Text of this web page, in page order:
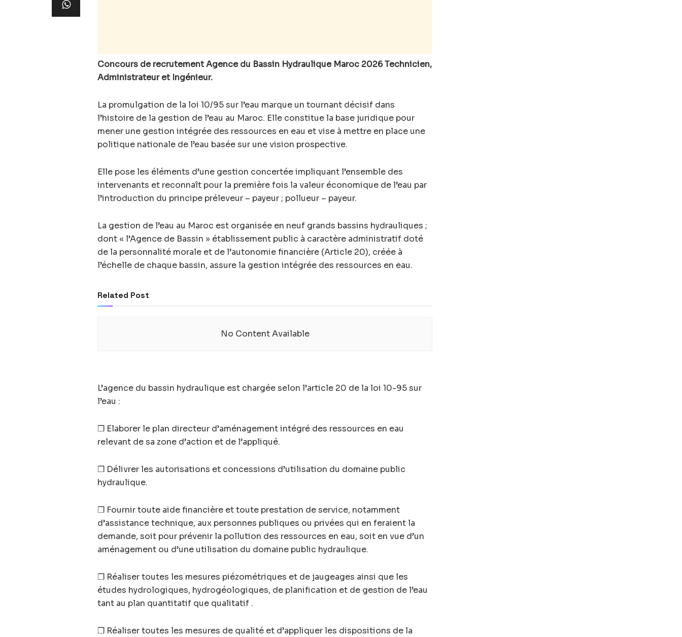
Concours de recrutement Agence du Bassin Hydraulique Maroc 2026 Technicien,
Administrateur et Ingénieur.
La promulgation de la loi 10/95 sur l’eau marque un tournant décisif dans
l’histoire de la gestion de l’eau au Maroc. Elle constitue la base juridique pour
mener une gestion intégrée des ressources en eau et vise à mettre en place une
politique nationale de l’eau basée sur une vision prospective.
Elle pose les éléments d’une gestion concertée impliquant l’ensemble des
intervenants et reconnaît pour la première fois la valeur économique de l’eau par
l’introduction du principe préleveur – payeur ; pollueur – payeur.
La gestion de l’eau au Maroc est organisée en neuf grands bassins hydrauliques ;
dont « l’Agence de Bassin » établissement public à caractère administratif doté
de la personnalité morale et de l’autonomie financière (Article 20), créée à
l’échelle de chaque bassin, assure la gestion intégrée des ressources en eau.
Related Post
No Content Available
L’agence du bassin hydraulique est chargée selon l’article 20 de la loi 10-95 sur
l’eau :
❒ Elaborer le plan directeur d’aménagement intégré des ressources en eau
relevant de sa zone d’action et de l’appliqué.
❒ Délivrer les autorisations et concessions d’utilisation du domaine public
hydraulique.
❒ Fournir toute aide financière et toute prestation de service, notamment
d’assistance technique, aux personnes publiques ou privées qui en feraient la
demande, soit pour prévenir la pollution des ressources en eau, soit en vue d’un
aménagement ou d’une utilisation du domaine public hydraulique.
❒ Réaliser toutes les mesures piézométriques et de jaugeages ainsi que les
études hydrologiques, hydrogéologiques, de planification et de gestion de l’eau
tant au plan quantitatif que qualitatif .
❒ Réaliser toutes les mesures de qualité et d’appliquer les dispositions de la